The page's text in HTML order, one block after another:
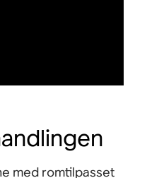
med romtilpasset